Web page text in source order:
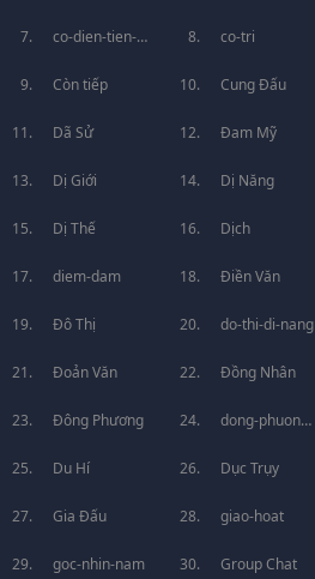
co-dien-tien-
hiep
co-tri
Còn tiếp Cung Đấu
Dã Sử Đam Mỹ
Dị Giới Dị Năng
Dị Thế Dịch
diem-dam Điền Văn
Đô Thị do-thi-di-nang
Đoản Văn Đồng Nhân
Đông Phương dong-phuong-
huyen-huyen
Du Hí Dục Trụy
Gia Đấu giao-hoat
goc-nhin-nam Group Chat